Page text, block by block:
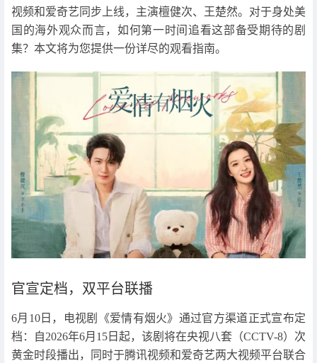
视频和爱奇艺同步上线，主演檀健次、王楚然。对于身处美
国的海外观众而言，如何第一时间追看这部备受期待的剧
集？本文将为您提供一份详尽的观看指南。
官宣定档，双平台联播
6月10日，电视剧《爱情有烟火》通过官方渠道正式宣布定
档：自2026年6月15日起，该剧将在央视八套（CCTV-8）次
黄金时段播出，同时于腾讯视频和爱奇艺两大视频平台联合